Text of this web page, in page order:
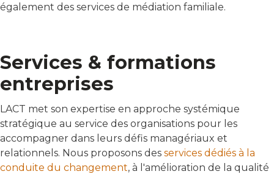
également des services de médiation familiale.
Services & formations
entreprises
LACT met son expertise en approche systémique
stratégique au service des organisations pour les
accompagner dans leurs défis managériaux et
relationnels. Nous proposons des services dédiés à la
conduite du changement, à l'amélioration de la qualité